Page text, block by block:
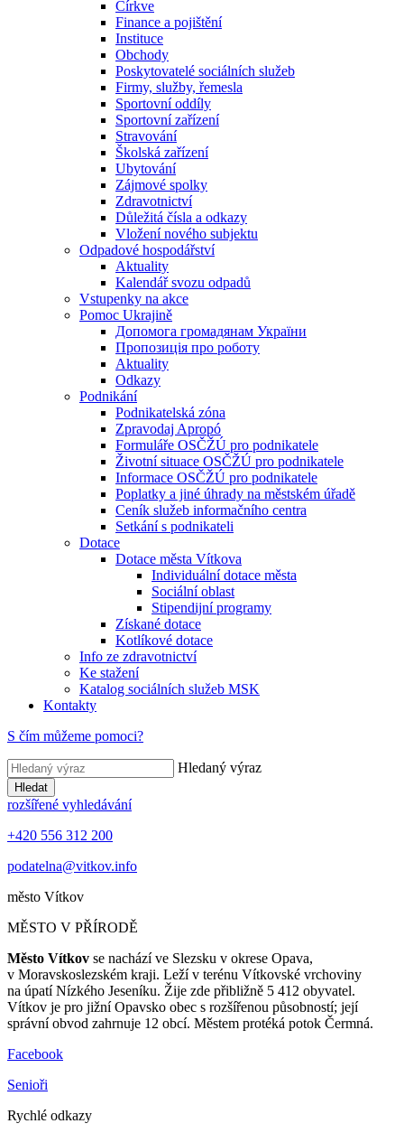
Církve
Finance a pojištění
Instituce
Obchody
Poskytovatelé sociálních služeb
Firmy, služby, řemesla
Sportovní oddíly
Sportovní zařízení
Stravování
Školská zařízení
Ubytování
Zájmové spolky
Zdravotnictví
Důležitá čísla a odkazy
Vložení nového subjektu
Odpadové hospodářství
Aktuality
Kalendář svozu odpadů
Vstupenky na akce
Pomoc Ukrajině
Допомога громадянам України
Пропозиція про роботу
Aktuality
Odkazy
Podnikání
Podnikatelská zóna
Zpravodaj Apropó
Formuláře OSČŽÚ pro podnikatele
Životní situace OSČŽÚ pro podnikatele
Informace OSČŽÚ pro podnikatele
Poplatky a jiné úhrady na městském úřadě
Ceník služeb informačního centra
Setkání s podnikateli
Dotace
Dotace města Vítkova
Individuální dotace města
Sociální oblast
Stipendijní programy
Získané dotace
Kotlíkové dotace
Info ze zdravotnictví
Ke stažení
Katalog sociálních služeb MSK
Kontakty
S čím můžeme pomoci?
Hledaný výraz
Hledat
rozšířené vyhledávání
+420 556 312 200
podatelna@vitkov.info
město Vítkov
MĚSTO V PŘÍRODĚ
Město Vítkov se nachází ve Slezsku v okrese Opava,
v Moravskoslezském kraji. Leží v terénu Vítkovské vrchoviny
na úpatí Nízkého Jeseníku. Žije zde přibližně 5 412 obyvatel.
Vítkov je pro jižní Opavsko obec s rozšířenou působností; její
správní obvod zahrnuje 12 obcí. Městem protéká potok Čermná.
Facebook
Senioři
Rychlé odkazy